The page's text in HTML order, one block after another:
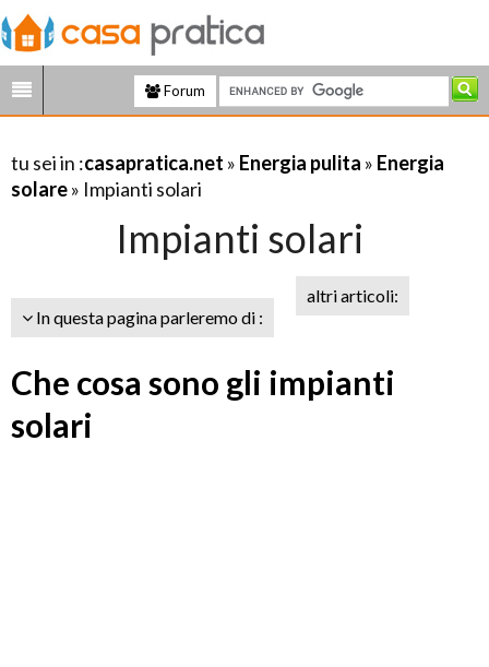
Forum
tu sei in :casapratica.net » Energia pulita » Energia
solare» Impianti solari
Impianti solari
In questa pagina parleremo di :
altri articoli:
Che cosa sono gli impianti
solari